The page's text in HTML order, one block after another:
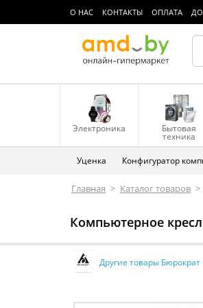
О НАС КОНТАКТЫ ОПЛАТА
Электроника Бытовая
техника
Уценка Конфигуратор
Главная > Каталог товаров >
Компьютерное
Другие товары Бюрократ